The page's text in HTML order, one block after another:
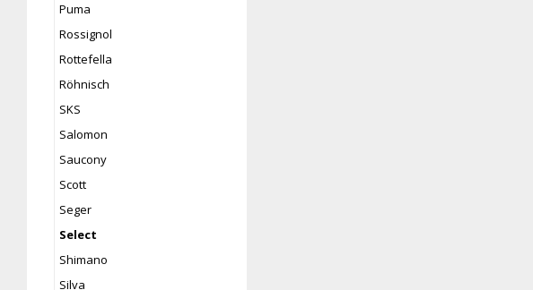
Puma
Rossignol
Rottefella
Röhnisch
SKS
Salomon
Saucony
Scott
Seger
Select
Shimano
Silva